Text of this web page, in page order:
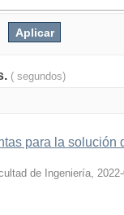
( segundos)
para la solución
de Ingeniería,